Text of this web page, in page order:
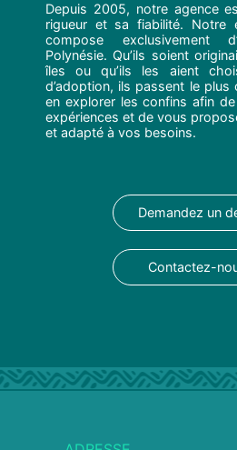
Depuis 2005, notre agence
rigueur et sa fiabilité. Notre
compose exclusivement
Polynésie. Qu’ils soient
îles ou qu’ils les aient
d’adoption, ils passent le plus
en explorer les confins afin
expériences et de vous
et adapté à vos besoins.
Demandez un
Contactez-